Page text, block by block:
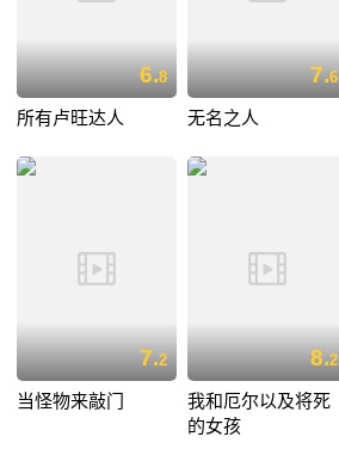
6.8
所有卢旺达人
7.6
无名之人
7.2
当怪物来敲门
8.2
我和厄尔以及将死
的女孩